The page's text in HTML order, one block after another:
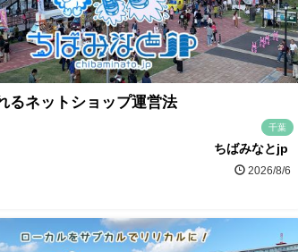
るネットショップ運営法
千葉
ちばみなとjp
2026/8/6